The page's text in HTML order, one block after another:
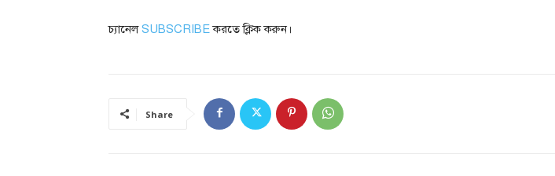
চ্যানেলSUBSCRIBEকরতে ক্লিক করুন।
Share